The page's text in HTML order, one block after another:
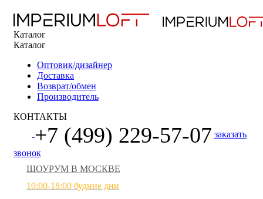
Каталог
Каталог
Оптовик/дизайнер
Доставка
Возврат/обмен
Производитель
КОНТАКТЫ
+7 (499) 229-57-07 заказать
звонок
ШОУРУМ В МОСКВЕ
10:00-18:00 будние дни